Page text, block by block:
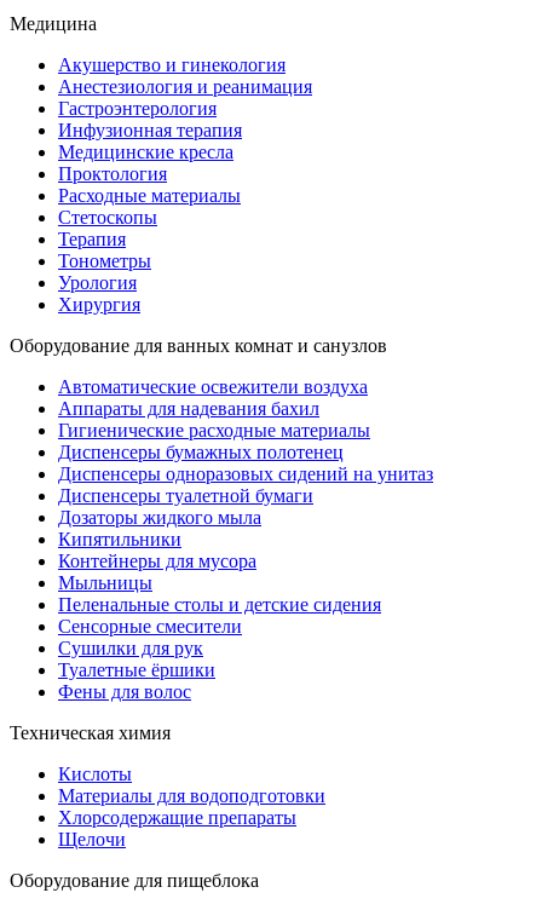
Медицина
Акушерство и гинекология
Анестезиология и реанимация
Гастроэнтерология
Инфузионная терапия
Медицинские кресла
Проктология
Расходные материалы
Стетоскопы
Терапия
Тонометры
Урология
Хирургия
Оборудование для ванных комнат и санузлов
Автоматические освежители воздуха
Аппараты для надевания бахил
Гигиенические расходные материалы
Диспенсеры бумажных полотенец
Диспенсеры одноразовых сидений на унитаз
Диспенсеры туалетной бумаги
Дозаторы жидкого мыла
Кипятильники
Контейнеры для мусора
Мыльницы
Пеленальные столы и детские сидения
Сенсорные смесители
Сушилки для рук
Туалетные ёршики
Фены для волос
Техническая химия
Кислоты
Материалы для водоподготовки
Хлорсодержащие препараты
Щелочи
Оборудование для пищеблока